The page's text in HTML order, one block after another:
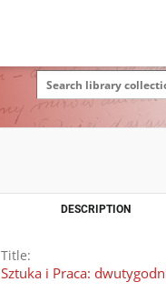
DESCRIPTION
Title:
Sztuka i Praca: